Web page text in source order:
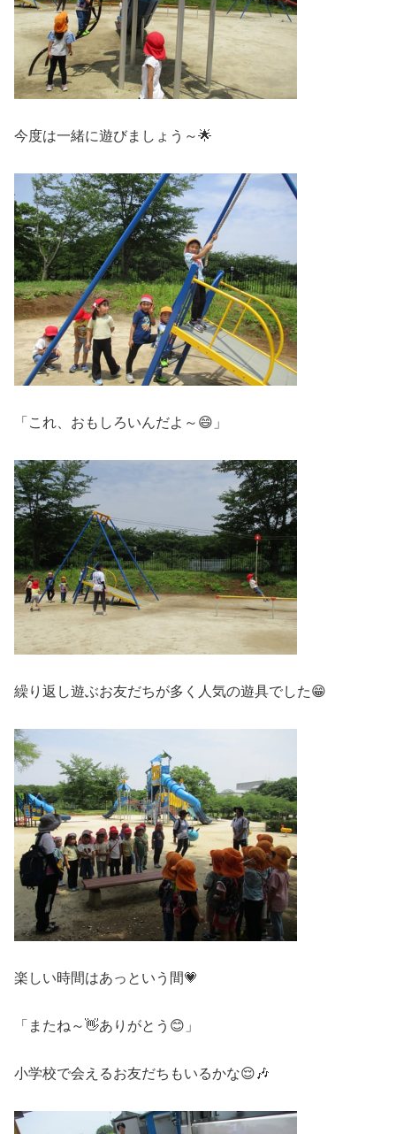
今度は一緒に遊びましょう～🌟
「これ、おもしろいんだよ～😄」
繰り返し遊ぶお友だちが多く人気の遊具でした😁
楽しい時間はあっという間💗
「またね～👋ありがとう😊」
小学校で会えるお友だちもいるかな😌🎶